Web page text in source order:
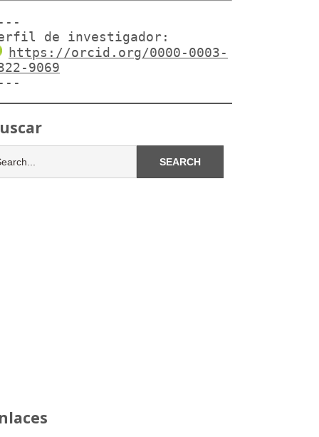
de investigador:
https://orcid.org/0000-0003-
9069